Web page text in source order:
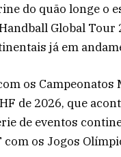
do quão longe o
Global
já em
os Campeonatos
de 2026, que
de eventos
os Jogos